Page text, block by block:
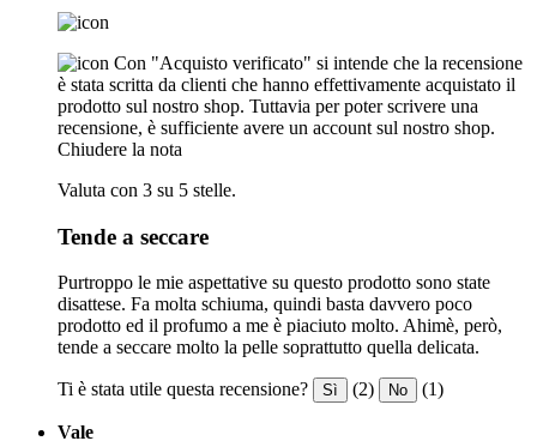
Con "Acquisto verificato" si intende che la recensione
è stata scritta da clienti che hanno effettivamente acquistato il
prodotto sul nostro shop. Tuttavia per poter scrivere una
recensione, è sufficiente avere un account sul nostro shop.
Chiudere la nota
Valuta con 3 su 5 stelle.
Tende a seccare
Purtroppo le mie aspettative su questo prodotto sono state
disattese. Fa molta schiuma, quindi basta davvero poco
prodotto ed il profumo a me è piaciuto molto. Ahimè, però,
tende a seccare molto la pelle soprattutto quella delicata.
Ti è stata utile questa recensione? Sì (2) No (1)
Vale